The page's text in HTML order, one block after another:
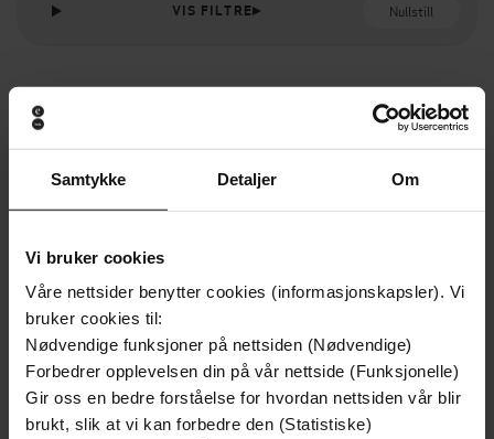
Samtykke Detaljer Om
Vi bruker cookies
Våre nettsider benytter cookies (informasjonskapsler). Vi
bruker cookies til:
Nødvendige funksjoner på nettsiden (Nødvendige)
Forbedrer opplevelsen din på vår nettside (Funksjonelle)
Gir oss en bedre forståelse for hvordan nettsiden vår blir
brukt, slik at vi kan forbedre den (Statistiske)
VIS FILTRE Nullstill
229,-